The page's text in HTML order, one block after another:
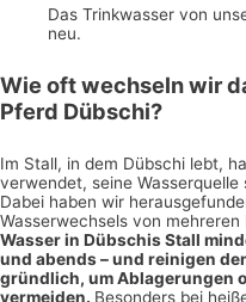
Das Trinkwasser von
neu.
Wie oft wechseln wir
Pferd Dübschi?
Im Stall, in dem Dübschi lebt,
verwendet, seine
Dabei haben wir
Wasserwechsels von
Wasser in Dübschis Stall
und abends – und reinigen
gründlich, um Ablagerungen
vermeiden. Besonders bei